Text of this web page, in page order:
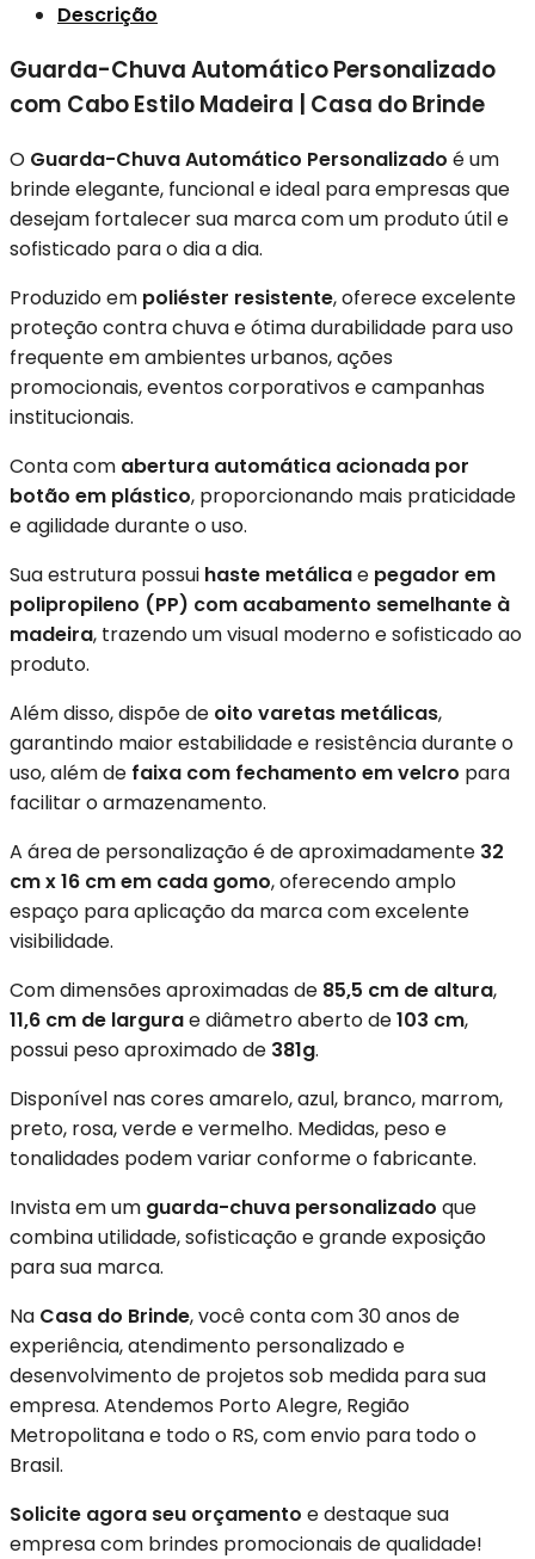
Descrição
Guarda-Chuva Automático Personalizado
com Cabo Estilo Madeira | Casa do Brinde
O Guarda-Chuva Automático Personalizado é um
brinde elegante, funcional e ideal para empresas que
desejam fortalecer sua marca com um produto útil e
sofisticado para o dia a dia.
Produzido em poliéster resistente, oferece excelente
proteção contra chuva e ótima durabilidade para uso
frequente em ambientes urbanos, ações
promocionais, eventos corporativos e campanhas
institucionais.
Conta com abertura automática acionada por
botão em plástico, proporcionando mais praticidade
e agilidade durante o uso.
Sua estrutura possui haste metálicae pegador em
polipropileno (PP) com acabamento semelhante à
madeira, trazendo um visual moderno e sofisticado ao
produto.
Além disso, dispõe de oito varetas metálicas,
garantindo maior estabilidade e resistência durante o
uso, além de faixa com fechamento em velcro para
facilitar o armazenamento.
A área de personalização é de aproximadamente 32
cm x 16 cm em cada gomo, oferecendo amplo
espaço para aplicação da marca com excelente
visibilidade.
Com dimensões aproximadas de 85,5 cm de altura,
11,6 cm de largurae diâmetro aberto de103 cm,
possui peso aproximado de 381g.
Disponível nas cores amarelo, azul, branco, marrom,
preto, rosa, verde e vermelho. Medidas, peso e
tonalidades podem variar conforme o fabricante.
Invista em um guarda-chuva personalizado que
combina utilidade, sofisticação e grande exposição
para sua marca.
Na Casa do Brinde, você conta com 30 anos de
experiência, atendimento personalizado e
desenvolvimento de projetos sob medida para sua
empresa. Atendemos Porto Alegre, Região
Metropolitana e todo o RS, com envio para todo o
Brasil.
Solicite agora seu orçamento e destaque sua
empresa com brindes promocionais de qualidade!